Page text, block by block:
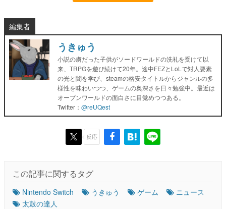
編集者
うきゅう
小説の虜だった子供がソードワールドの洗礼を受けて以
来、TRPGを遊び続けて20年。途中FEZとLoLで対人要素
の光と闇を学び、steamの格安タイトルからジャンルの多
様性を味わいつつ、ゲームの奥深さを日々勉強中。最近は
オープンワールドの面白さに目覚めつつある。
Twitter： @reUQest
反応
この記事に関するタグ
Nintendo Switch うきゅう ゲーム
ニュース
太鼓の達人